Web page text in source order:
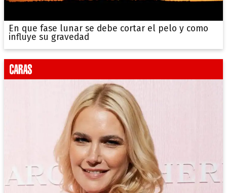
En que fase lunar se debe cortar el pelo y como
influye su gravedad